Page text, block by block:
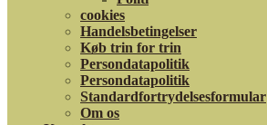
cookies
Handelsbetingelser
Køb trin for trin
Persondatapolitik
Persondatapolitik
Standardfortrydelsesformular
Om os